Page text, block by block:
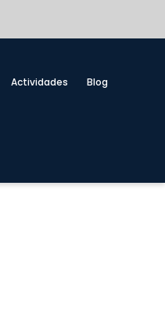
Actividades Blog